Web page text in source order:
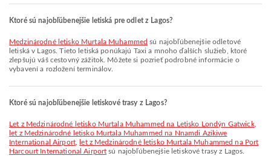
Ktoré sú najobľúbenejšie letiská pre odlet z Lagos?
Medzinárodné letisko Murtala Muhammed sú najobľúbenejšie odletové
letiská v Lagos. Tieto letiská ponúkajú Taxi a mnoho ďalších služieb, ktoré
zlepšujú váš cestovný zážitok. Môžete si pozrieť podrobné informácie o
vybavení a rozložení terminálov.
Ktoré sú najobľúbenejšie letiskové trasy z Lagos?
let z Medzinárodné letisko Murtala Muhammed na Letisko Londýn Gatwick,
let z Medzinárodné letisko Murtala Muhammed na Nnamdi Azikiwe
International Airport,
let z Medzinárodné letisko Murtala Muhammed na Port
Harcourt International Airport sú najobľúbenejšie letiskové trasy z Lagos.